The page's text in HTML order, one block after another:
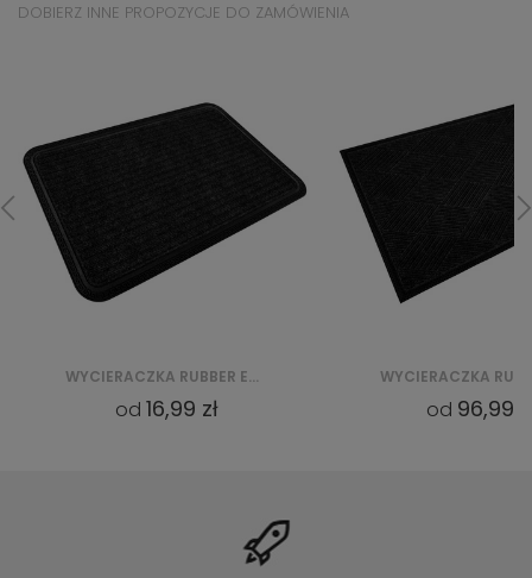
DOBIERZ INNE PROPOZYCJE DO ZAMÓWIENIA
WYCIERACZKA RUBBER EDGE CKGPPM03 GREY
od 96,99 zł od16,99 zł